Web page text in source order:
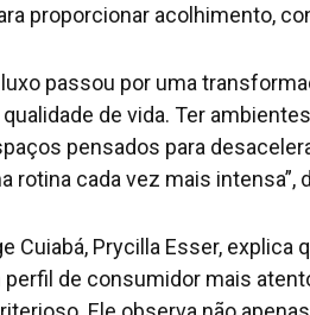
proporcionar acolhimento,
passou por uma
de vida. Ter
pensados para
rotina cada vez mais intensa”,
Cuiabá, Prycilla Esser, explica
de consumidor mais